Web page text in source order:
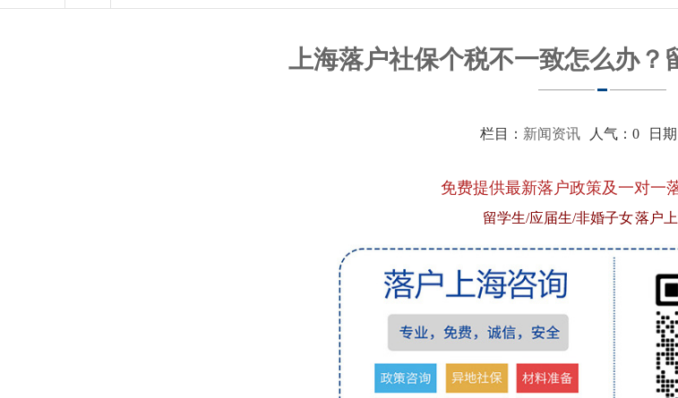
上海落户社保个税不一致怎么办？
栏目： 新闻资讯人气： 0日期
免费提供最新落户政策及一对一
留学生/应届生/非婚子女 落户